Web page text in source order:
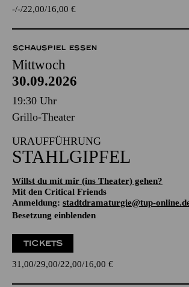
- - 22,00 16,00 €
SCHAUSPIEL ESSEN
Mittwoch
30.09.2026
19:30 Uhr
Grillo-Theater
URAUFFÜHRUNG
STAHLGIPFEL
Willst du mit mir (ins Theater) gehen?
Mit den Critical Friends
Anmeldung: stadtdramaturgie@tup-
Besetzung einblenden
TICKETS
31,00 29,00 22,00 16,00 €